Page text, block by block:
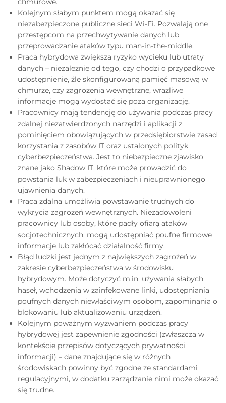
Kolejnym słabym punktem mogą okazać się
niezabezpieczone publiczne sieci Wi-Fi. Pozwalają one
przestępcom na przechwytywanie danych lub
przeprowadzanie ataków typu man-in-the-middle.
Praca hybrydowa zwiększa ryzyko wycieku lub utraty
danych – niezależnie od tego, czy chodzi o przypadkowe
udostępnienie, źle skonfigurowaną pamięć masową w
chmurze, czy zagrożenia wewnętrzne, wrażliwe
informacje mogą wydostać się poza organizację.
Pracownicy mają tendencję do używania podczas pracy
zdalnej niezatwierdzonych narzędzi i aplikacji z
pominięciem obowiązujących w przedsiębiorstwie zasad
korzystania z zasobów IT oraz ustalonych polityk
cyberbezpieczeństwa. Jest to niebezpieczne zjawisko
znane jako Shadow IT, które może prowadzić do
powstania luk w zabezpieczeniach i nieuprawnionego
ujawnienia danych.
Praca zdalna umożliwia powstawanie trudnych do
wykrycia zagrożeń wewnętrznych. Niezadowoleni
pracownicy lub osoby, które padły ofiarą ataków
socjotechnicznych, mogą udostępniać poufne firmowe
informacje lub zakłócać działalność firmy.
Błąd ludzki jest jednym z największych zagrożeń w
zakresie cyberbezpieczeństwa w środowisku
hybrydowym. Może dotyczyć m.in. używania słabych
haseł, wchodzenia w zainfekowane linki, udostępniania
poufnych danych niewłaściwym osobom, zapominania o
blokowaniu lub aktualizowaniu urządzeń.
Kolejnym poważnym wyzwaniem podczas pracy
hybrydowej jest zapewnienie zgodności (zwłaszcza w
kontekście przepisów dotyczących prywatności
informacji) – dane znajdujące się w różnych
środowiskach powinny być zgodne ze standardami
regulacyjnymi, w dodatku zarządzanie nimi może okazać
się trudne.